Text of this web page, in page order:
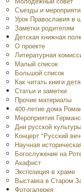
Съезды и
Урок Православия в
Заметки родителям
Детская книжная
O проекте
Литературная
Малый список
Большой список
Как читать книги
Статьи и заметки
Прочие материалы
400-летие дома
Мероприятия
Дни русской
Концерт "Русский
Научная
Богослужение на
Акафист
Экспозиция в храме
Выставка в Старом
Фотогалерея